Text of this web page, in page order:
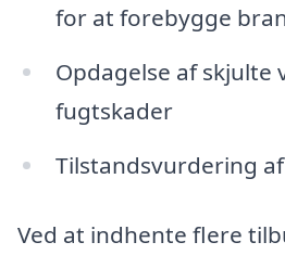
for at forebygge
Opdagelse af
fugtskader
Tilstandsvurdering af
Ved at indhente flere